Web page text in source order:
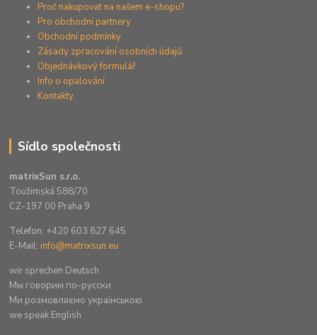
Proč nakupovat na našem e-shopu?
Pro obchodní partnery
Obchodní podmínky
Zásady zpracování osobních údajů
Objednávkový formulář
Info o opalování
Kontakty
Sídlo společnosti
matrixSun s.r.o.
Toužimská 588/70
CZ-197 00 Praha 9
Telefon: +420 603 827 645
E-Mail: info@matrixsun.eu
wir sprechen Deutsch
Mы говорим по-русски
Ми розмовляємо українською
we speak English